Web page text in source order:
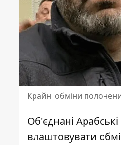
Крайні обміни
Об'єднані
влаштовувати